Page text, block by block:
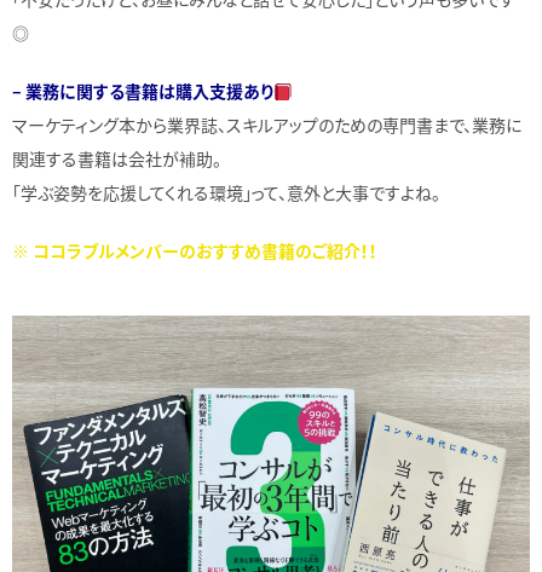
◎
– 業務に関する書籍は購入支援あり
マーケティング本から業界誌、スキルアップのための専門書まで、業務に
関連する書籍は会社が補助。
「学ぶ姿勢を応援してくれる環境」って、意外と大事ですよね。
※ ココラブルメンバーのおすすめ書籍のご紹介！！